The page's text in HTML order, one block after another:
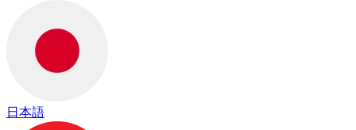
日本語